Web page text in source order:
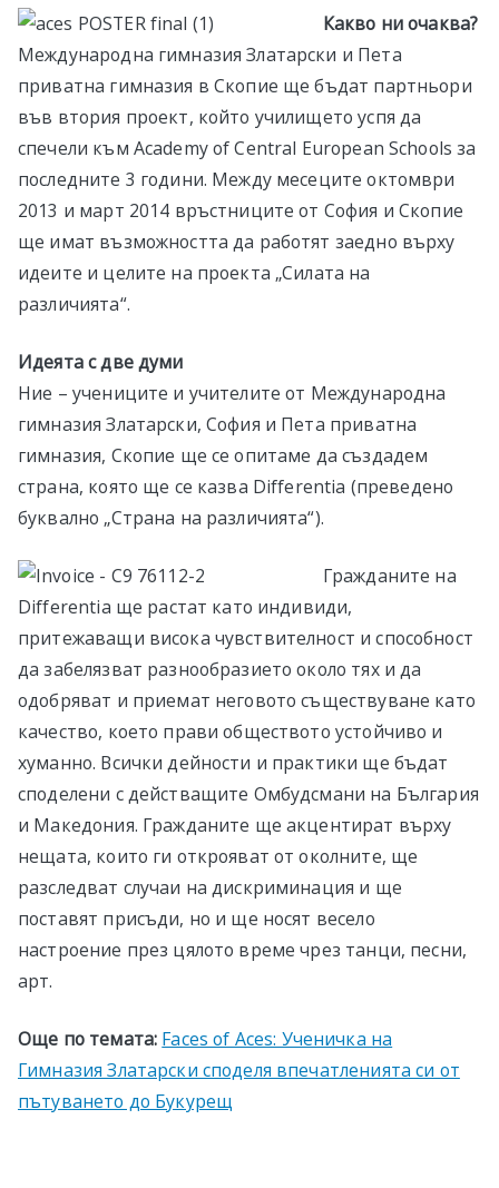
Какво ни очаква?
Международна гимназия Златарски и Пета
приватна гимназия в Скопие ще бъдат партньори
във втория проект, който училището успя да
спечели към Academy of Central European Schools за
последните 3 години. Между месеците октомври
2013 и март 2014 връстниците от София и Скопие
ще имат възможността да работят заедно върху
идеите и целите на проекта „Силата на
различията“.
Идеята с две думи
Ние – учениците и учителите от Международна
гимназия Златарски, София и Пета приватна
гимназия, Скопие ще се опитаме да създадем
страна, която ще се казва Differentia (преведено
буквално „Страна на различията“).
Гражданите на
Differentia ще растат като индивиди,
притежаващи висока чувствителност и способност
да забелязват разнообразието около тях и да
одобряват и приемат неговото съществуване като
качество, което прави обществото устойчиво и
хуманно. Всички дейности и практики ще бъдат
споделени с действащите Омбудсмани на България
и Македония. Гражданите ще акцентират върху
нещата, които ги открояват от околните, ще
разследват случаи на дискриминация и ще
поставят присъди, но и ще носят весело
настроение през цялото време чрез танци, песни,
арт.
Още по темата: Faces of Aces: Ученичка на
Гимназия Златарски споделя впечатленията си от
пътуването до Букурещ